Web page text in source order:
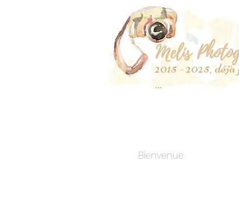
2015 - 2025,
...
Bienvenue